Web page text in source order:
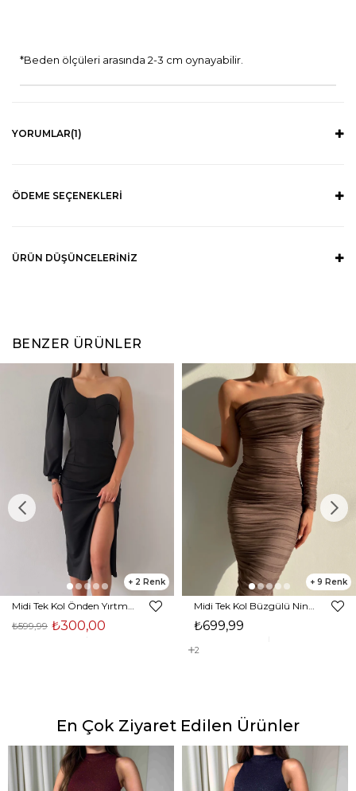
*Beden ölçüleri arasında 2-3 cm oynayabilir.
YORUMLAR(1)
ÖDEME SEÇENEKLERI
ÜRÜN DÜŞÜNCELERINIZ
BENZER ÜRÜNLER
2
₺300,00
₺599,99
9
₺699,99
2
En Çok Ziyaret Edilen Ürünler